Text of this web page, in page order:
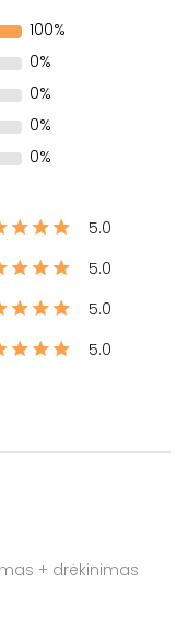
100%
0%
0%
0%
0%
5.0
5.0
5.0
5.0
+ drėkinimas